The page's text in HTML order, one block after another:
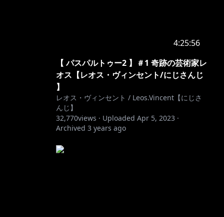
4:25:56
【 パスパルトゥー2 】＃1 奇跡の芸術家レ
オス【レオス・ヴィンセント/にじさんじ
】
レオス・ヴィンセント / Leos.Vincent【にじさ
んじ】
32,770views · Uploaded Apr 5, 2023 ·
Archived 3 years ago